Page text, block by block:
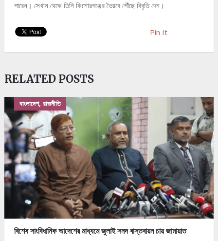
পারেন। সেখান থেকে তিনি কিশোরগঞ্জের ভৈরবে পৌঁছে বিবৃতি দেন।
Pin It
RELATED POSTS
বাংলাদেশ, রাজনীতি
বিশেষ সাংবিধানিক আদেশের মাধ্যমে জুলাই সনদ বাস্তবায়ন চায় জামায়াত